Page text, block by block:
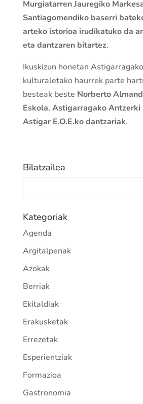
Murgiatarren Jauregiko
Santiagomendiko baserri
arteko istorioa irudikatuko da
eta dantzaren bitartez.
Ikuskizun honetan
kulturaletako haurrek parte
besteak beste Norberto
Eskola, Astigarragako Antzerki
Astigar E.O.E.ko dantzariak.
Bilatzailea
Kategoriak
Agenda
Argitalpenak
Azokak
Berriak
Ekitaldiak
Erakusketak
Errezetak
Esperientziak
Formazioa
Gastronomia